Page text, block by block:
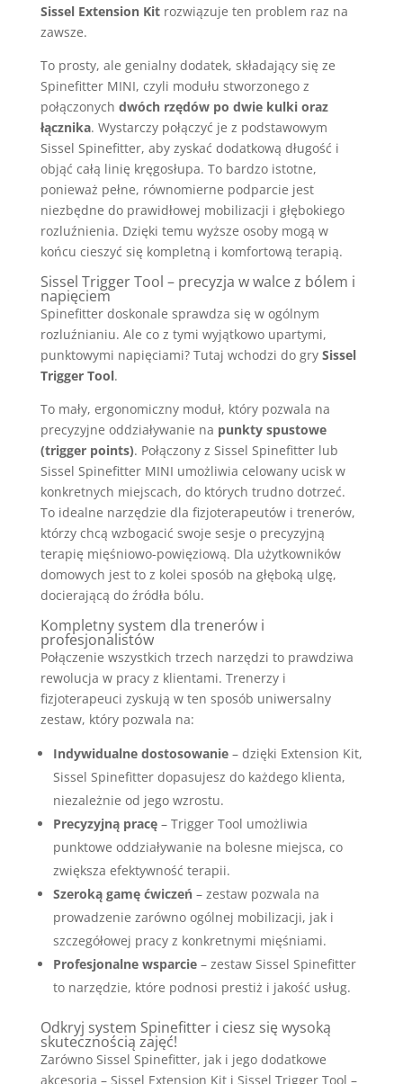
Sissel Extension Kitrozwiązuje ten problem raz na
zawsze.
To prosty, ale genialny dodatek, składający się ze
Spinefitter MINI, czyli modułu stworzonego z
połączonych dwóch rzędów po dwie kulki oraz
łącznika. Wystarczy połączyć je z podstawowym
Sissel Spinefitter, aby zyskać dodatkową długość i
objąć całą linię kręgosłupa. To bardzo istotne,
ponieważ pełne, równomierne podparcie jest
niezbędne do prawidłowej mobilizacji i głębokiego
rozluźnienia. Dzięki temu wyższe osoby mogą w
końcu cieszyć się kompletną i komfortową terapią.
Sissel Trigger Tool – precyzja w walce z bólem i
napięciem
Spinefitter doskonale sprawdza się w ogólnym
rozluźnianiu. Ale co z tymi wyjątkowo upartymi,
punktowymi napięciami? Tutaj wchodzi do gry Sissel
Trigger Tool.
To mały, ergonomiczny moduł, który pozwala na
precyzyjne oddziaływanie na punkty spustowe
(trigger points). Połączony z Sissel Spinefitter lub
Sissel Spinefitter MINI umożliwia celowany ucisk w
konkretnych miejscach, do których trudno dotrzeć.
To idealne narzędzie dla fizjoterapeutów i trenerów,
którzy chcą wzbogacić swoje sesje o precyzyjną
terapię mięśniowo-powięziową. Dla użytkowników
domowych jest to z kolei sposób na głęboką ulgę,
docierającą do źródła bólu.
Kompletny system dla trenerów i
profesjonalistów
Połączenie wszystkich trzech narzędzi to prawdziwa
rewolucja w pracy z klientami. Trenerzy i
fizjoterapeuci zyskują w ten sposób uniwersalny
zestaw, który pozwala na:
Indywidualne dostosowanie– dzięki Extension Kit,
Sissel Spinefitter dopasujesz do każdego klienta,
niezależnie od jego wzrostu.
Precyzyjną pracę – Trigger Tool umożliwia
punktowe oddziaływanie na bolesne miejsca, co
zwiększa efektywność terapii.
Szeroką gamę ćwiczeń– zestaw pozwala na
prowadzenie zarówno ogólnej mobilizacji, jak i
szczegółowej pracy z konkretnymi mięśniami.
Profesjonalne wsparcie– zestaw Sissel Spinefitter
to narzędzie, które podnosi prestiż i jakość usług.
Odkryj system Spinefitter i ciesz się wysoką
skutecznością zajęć!
Zarówno Sissel Spinefitter, jak i jego dodatkowe
akcesoria – Sissel Extension Kit i Sissel Trigger Tool –